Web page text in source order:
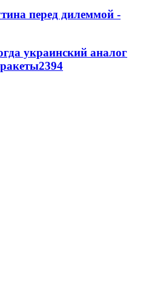
перед дилеммой -
украинский аналог
2394